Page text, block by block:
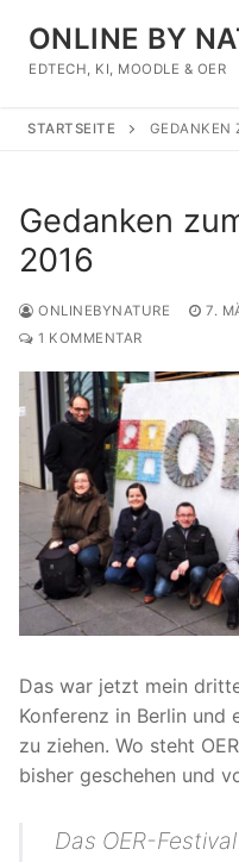
Inhalt
springen
ONLINE BY
EDTECH, KI, MOODLE & OER
STARTSEITE GEDANKEN
Gedanken
2016
ONLINEBYNATURE 7.
1 KOMMENTAR
Das war jetzt mein
Konferenz in Berlin und
zu ziehen. Wo steht
bisher geschehen und
Das OER-